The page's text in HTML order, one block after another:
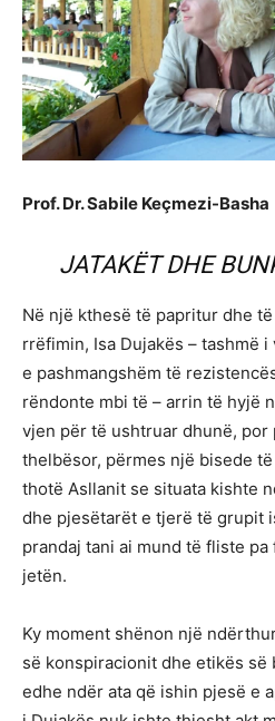
Prof. Dr. Sabile Keçmezi-Basha
JATAKËT DHE
Në një kthesë të papritur dhe
rrëfimin, Isa Dujakës – tashmë
e pashmangshëm të
rëndonte mbi të – arrin të hyjë
vjen për të ushtruar dhunë, por
thelbësor, përmes një bisede
thotë Asllanit se situata kishte
dhe pjesëtarët e tjerë të grupit
prandaj tani ai mund të fliste
jetën.
Ky moment shënon një
së konspiracionit dhe etikës
edhe ndër ata që ishin pjesë e